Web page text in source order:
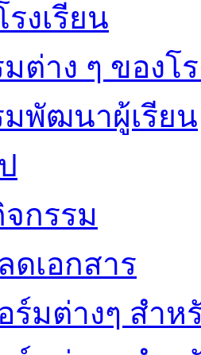
งเรียน
ต่าง ๆ ของโ
มพัฒนาผู้เรียน
กรรม
ดเอกสาร
ร์มต่างๆ สำห